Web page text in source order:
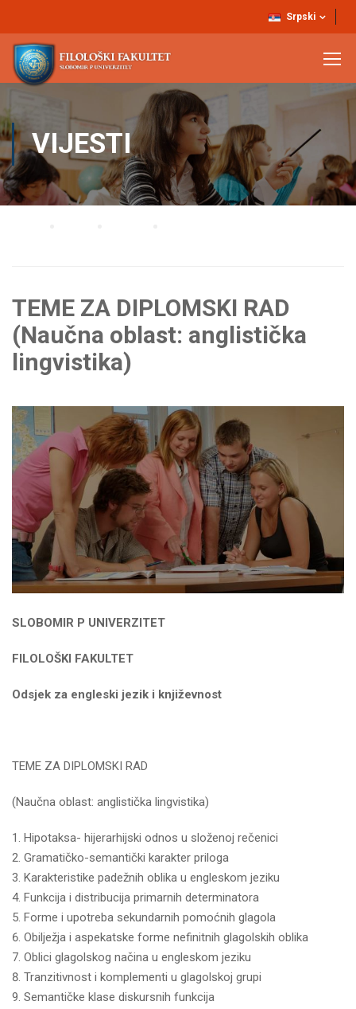
Srpski
VIJESTI
TEME ZA DIPLOMSKI RAD
(Naučna oblast: anglistička
lingvistika)
SLOBOMIR P UNIVERZITET
FILOLOŠKI FAKULTET
Odsjek za engleski jezik i književnost
TEME ZA DIPLOMSKI RAD
(Naučna oblast: anglistička lingvistika)
Hipotaksa- hijerarhijski odnos u složenoj rečenici
Gramatičko-semantički karakter priloga
Karakteristike padežnih oblika u engleskom jeziku
Funkcija i distribucija primarnih determinatora
Forme i upotreba sekundarnih pomoćnih glagola
Obilježja i aspekatske forme nefinitnih glagolskih oblika
Oblici glagolskog načina u engleskom jeziku
Tranzitivnost i komplementi u glagolskoj grupi
Semantičke klase diskursnih funkcija